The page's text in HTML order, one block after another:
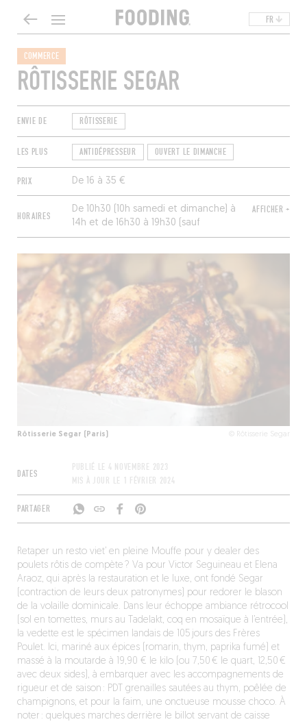
FR
COMMERCE
RÔTISSERIE SEGAR
ENVIE DE RÔTISSERIE
LES PLUS ANTIDÉPRESSEUR OUVERT LE DIMANCHE
PRIX De 16 à 35 €
HORAIRES
De 10h30 (10h samedi et dimanche) à
14h et de 16h30 à 19h30 (sauf
dimanche). Fermé lundi.
AFFICHER +
Rôtisserie Segar (Paris) © Rôtisserie Segar
DATES
PUBLIÉ LE 4 NOVEMBRE 2023
MIS À JOUR LE
1 FÉVRIER 2024
PARTAGER
Retaper un resto viet’ en pleine Mouffe pour y dealer des
poulets rôtis de compète ? Va pour Victor Seguineau et Elena
Araoz, qui après la restauration et le luxe, ont fondé Segar
(contraction de leurs deux patronymes) pour redorer le blason
de la volaille dominicale. Dans leur échoppe ambiance rétrocool
(sol en tomettes, murs au Tadelakt, coq en mosaïque à l’entrée),
la vedette est le spécimen landais de 105 jours des Frères
Poulet. Ici, mariné aux épices (romarin, thym, paprika fumé) et
massé à la moutarde à 19,90 € le kilo (ou 7,50 € le quart, 12,50 €
avec deux sides), à embarquer avec les accompagnements de
rigueur et de saison : PDT grenailles sautées au thym, poêlée de
champignons, et pour la faim, une onctueuse mousse choco. À
noter : quelques marches derrière le billot servant de caisse